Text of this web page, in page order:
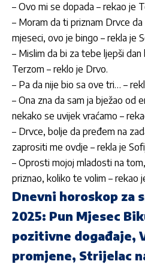
– Ovo mi se dopada – rekao je
– Moram da ti priznam Drvce
mjeseci, ovo je bingo – rekla je
– Mislim da bi za tebe ljepši
Terzom – reklo je Drvo.
– Pa da nije bio sa ove tri… –
– Ona zna da sam ja bježao od
nekako se uvijek vraćamo –
– Drvce, bolje da pređem na
zaprositi me ovdje – rekla je
– Oprosti mojoj mladosti na
priznao, koliko te volim – rekao
Dnevni horoskop za
2025: Pun Mjesec
pozitivne događaje,
promjene, Strijelac